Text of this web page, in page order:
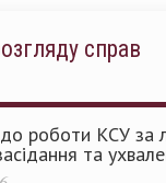
справ
роботи КСУ за
та